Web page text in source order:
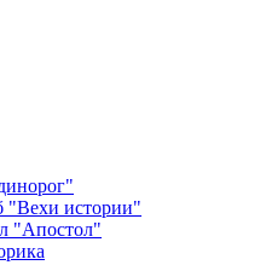
"Вехи истории"
"Апостол"